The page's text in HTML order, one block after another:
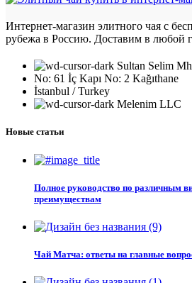
Интернет-магазин элитного чая с
рубежа в Россию. Доставим в любой
Sultan Selim
No: 61 İç Kapı No: 2 Kağıthane
İstanbul / Turkey
Melenim LLC
Новые статьи
Полное руководство по различным
преимуществам
Чай Матча: ответы на главные